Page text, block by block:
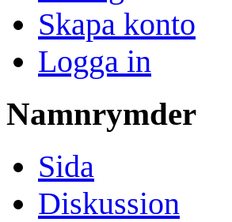
Skapa konto
Logga in
Namnrymder
Sida
Diskussion